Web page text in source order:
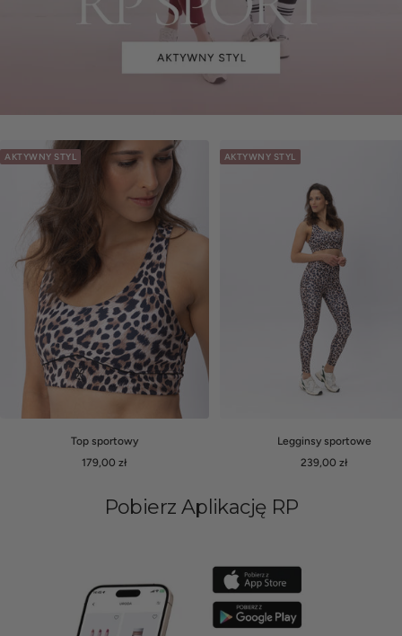
AKTYWNY STYL
Top sportowy
Cena
179,00 zł
AKTYWNY STYL
Legginsy sportowe
Cena
239,00 zł
Pobierz Aplikację RP